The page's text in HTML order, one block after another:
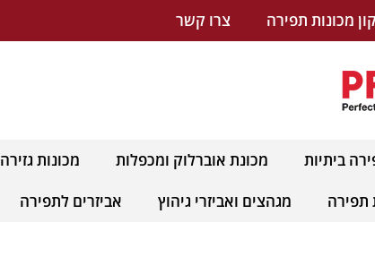
מכונות תפירה צרו קשר
ביתיות מכונת אוברלוק ומכפלות מכונות גזירה
תפירה מגהצים ואביזרי גיהוץ אביזרים לתפירה